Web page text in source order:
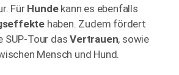
Für Hundekann es ebenfalls
haben. Zudem fördert
SUP-Tour dasVertrauen, sowie
Mensch und Hund.